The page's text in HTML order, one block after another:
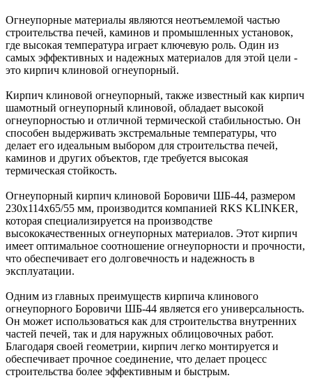
Огнеупорные материалы являются неотъемлемой частью
строительства печей, каминов и промышленных установок,
где высокая температура играет ключевую роль. Один из
самых эффективных и надежных материалов для этой цели -
это кирпич клиновой огнеупорный.
Кирпич клиновой огнеупорный, также известный как кирпич
шамотный огнеупорный клиновой, обладает высокой
огнеупорностью и отличной термической стабильностью. Он
способен выдерживать экстремальные температуры, что
делает его идеальным выбором для строительства печей,
каминов и других объектов, где требуется высокая
термическая стойкость.
Огнеупорный кирпич клиновой Боровичи ШБ-44, размером
230x114x65/55 мм, производится компанией RKS KLINKER,
которая специализируется на производстве
высококачественных огнеупорных материалов. Этот кирпич
имеет оптимальное соотношение огнеупорности и прочности,
что обеспечивает его долговечность и надежность в
эксплуатации.
Одним из главных преимуществ кирпича клинового
огнеупорного Боровичи ШБ-44 является его универсальность.
Он может использоваться как для строительства внутренних
частей печей, так и для наружных облицовочных работ.
Благодаря своей геометрии, кирпич легко монтируется и
обеспечивает прочное соединение, что делает процесс
строительства более эффективным и быстрым.